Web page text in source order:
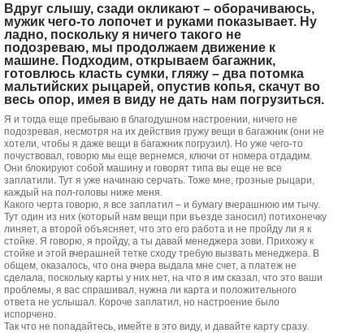
Вдруг слышу, сзади окликают – оборачиваюсь,
мужик чего-то лопочет и руками показывает. Ну
ладно, поскольку я ничего такого не
подозреваю, мы продолжаем движение к
машине. Подходим, открываем багажник,
готовлюсь класть сумки, гляжу – два потомка
мальтийских рыцарей, опустив копья, скачут во
весь опор, имея в виду не дать нам погрузиться.
Я и тогда еще пребываю в благодушном настроении, ничего не
подозревая, несмотря на их действия гружу вещи в багажник (они не
хотели, чтобы я даже вещи в багажник погрузил). Но уже чего-то
почуствовал, говорю мы еще вернемся, ключи от номера отдадим.
Они блокируют собой машину и говорят типа вы еще не все
заплатили. Тут я уже начинаю серчать. Тоже мне, грозные рыцари,
каждый на пол-головы ниже меня.
Какого черта говорю, я все заплатил – и бумагу вчерашнюю им тычу.
Тут один из них (который нам вещи при въезде заносил) потихонечку
линяет, а второй объясняет, что это его работа и не пройду ли я к
стойке. Я говорю, я пройду, а ты давай менеджера зови. Прихожу к
стойке и этой вчерашней тетке сходу требую вызвать менеджера. В
общем, оказалось, что она вчера выдала мне счет, а платеж не
сделала, поскольку карты у них нет, на что я им сказал, что это ваши
проблемы, я вас спрашивал, нужна ли карта и положительного
ответа не услышал. Короче заплатил, но настроение было
испорчено.
Так что не попадайтесь, имейте в это виду, и давайте карту сразу.